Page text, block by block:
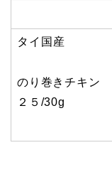
タイ国産
のり巻きチキン
２５/30g